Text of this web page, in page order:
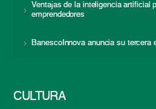
Ventajas de la inteligencia artificial
emprendedores
BanescoInnova anuncia su tercera
CULTURA